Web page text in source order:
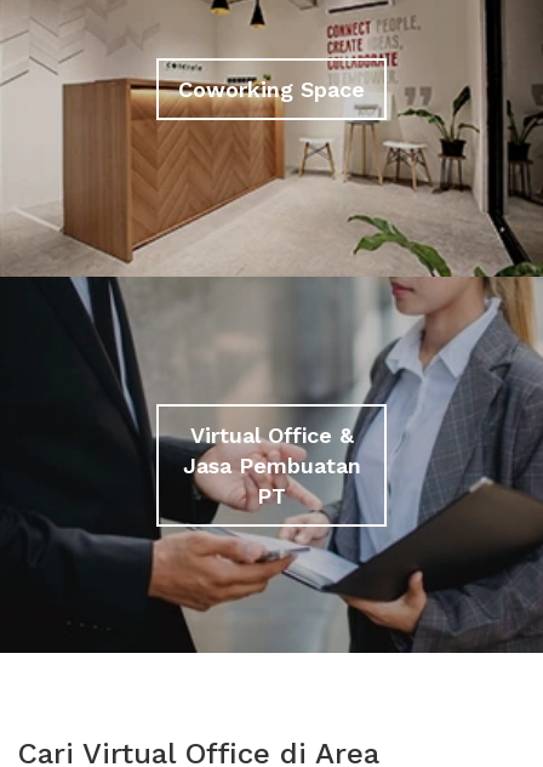
Coworking Space
Virtual Office &
Jasa Pembuatan
PT
Cari Virtual Office di Area